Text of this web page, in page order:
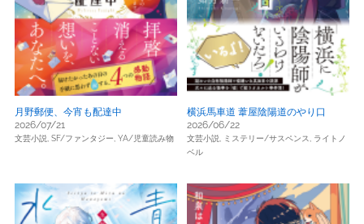
月野郵便、今宵も配達中
2026/07/21
文芸小説, SF/ファンタジー, YA/児童読み物
横浜馬車道 葦屋陰陽道のやり口
2026/06/22
文芸小説, ミステリー/サスペンス, ライトノ
ベル